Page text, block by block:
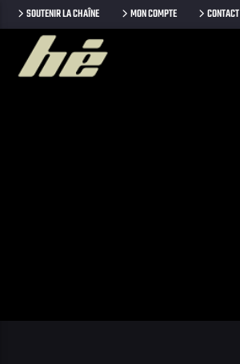
SOUTENIR LA CHAÎNE MON COMPTE CONTACT